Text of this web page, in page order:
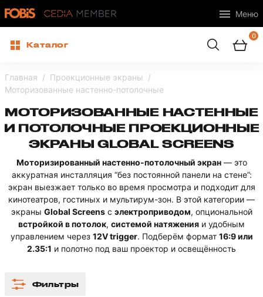
Меню
Каталог
0
Главная
Проекционные экраны
Моторизованные настенно-потолочные
МОТОРИЗОВАННЫЕ НАСТЕННЫЕ
И ПОТОЛОЧНЫЕ ПРОЕКЦИОННЫЕ
ЭКРАНЫ GLOBAL SCREENS
Моторизированный настенно-потолочный экран— это
аккуратная инсталляция “без постоянной панели на стене”:
экран выезжает только во время просмотра и подходит для
кинотеатров, гостиных и мультирум-зон. В этой категории —
экраны Global Screensс электроприводом, опциональной
встройкой в потолок, системой натяжения и удобным
управлением через 12V trigger. Подберём формат 16:9 или
2.35:1 и полотно под ваш проектор и освещённость
Фильтры